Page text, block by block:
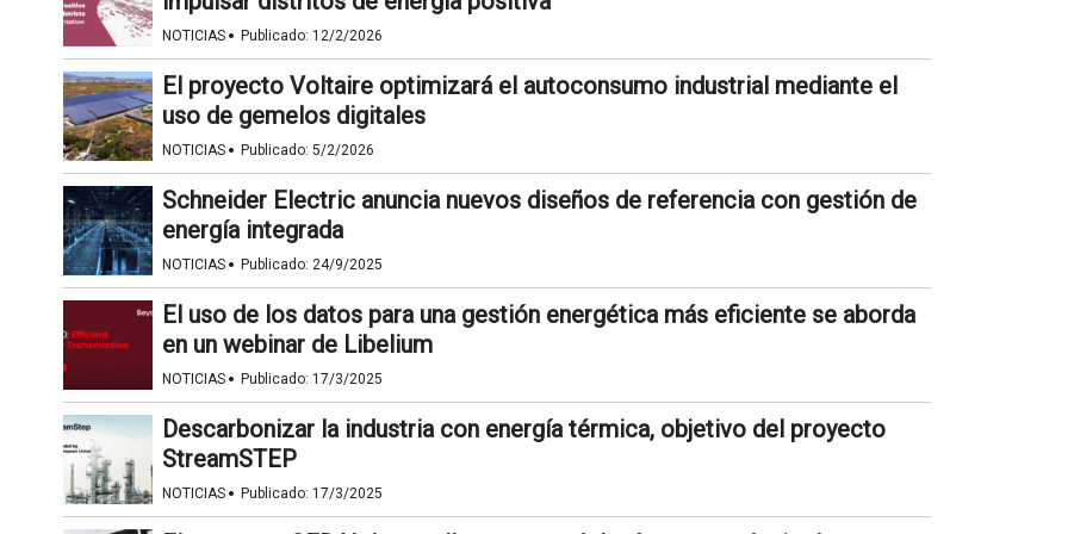
NOTICIAS · Publicado: 12/2/2026
El proyecto Voltaire optimizará el autoconsumo industrial mediante el
uso de gemelos digitales
NOTICIAS · Publicado: 5/2/2026
Schneider Electric anuncia nuevos diseños de referencia con gestión de
energía integrada
NOTICIAS · Publicado: 24/9/2025
El uso de los datos para una gestión energética más eficiente se aborda
en un webinar de Libelium
NOTICIAS · Publicado: 17/3/2025
Descarbonizar la industria con energía térmica, objetivo del proyecto
StreamSTEP
NOTICIAS · Publicado: 17/3/2025